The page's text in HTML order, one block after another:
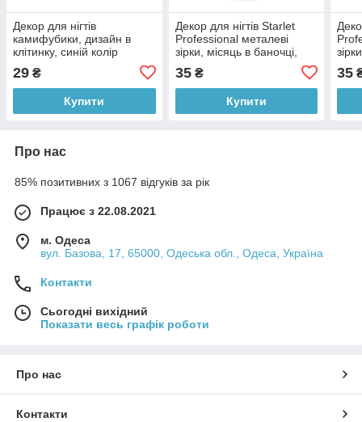
Декор для нігтів
камифубики, дизайн в
клітинку, синій колір
29 ₴
Купити
Декор для нігтів Starlet
Professional металеві
зірки, місяць в баночці,
35₴
Купити
35
Про нас
85% позитивних з 1067 відгуків за рік
Працює з 22.08.2021
м. Одеса
вул. Базова, 17, 65000, Одеська обл., Одеса, Україна
Контакти
Сьогодні вихідний
Показати весь графік роботи
Про нас
Контакти